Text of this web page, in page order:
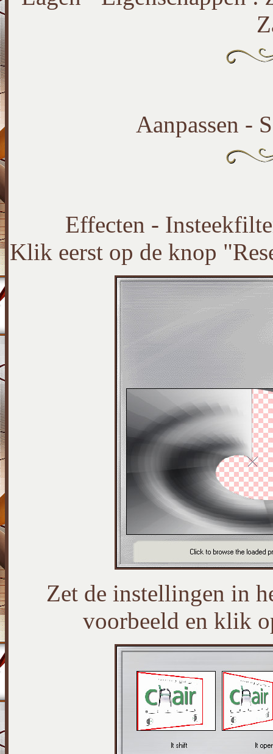
Aanpassen -
Effecten -
Klik eerst op de knop
Zet de instellingen in
voorbeeld en klik